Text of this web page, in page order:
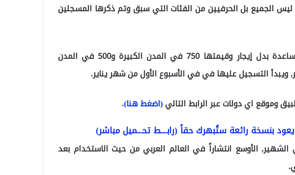
الجميع بل الحرفيين من الفئات التي سبق وتم ذكرها المسجلين
ومساعدة الـ 1000 ليرة تركية ومساعدة بدل إيجار وقيمتها 750 في المدن الكبيرة و500 في المدن
وموقع اي دولات عبر الرابط التالي(اضغط هنا).
بنسخة رائعة ستُبهرك حقاً (رابـ.ــط تحـ.ـميل مباشر)
الشهير, الأوسع انتشاراً في العالم العربي من حيث الاستخدام بعد